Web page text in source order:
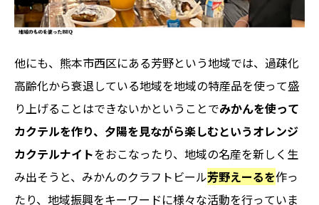
他にも、熊本市西区にある芳野という地域では、過疎化
高齢化から衰退している地域を地域の特産品を使って盛
り上げることはできないかということでみかんを使って
カクテルを作り、夕陽を見ながら楽しむというオレンジ
カクテルナイトをおこなったり、地域の名産を新しく生
み出そうと、みかんのクラフトビール芳野えーるを作っ
たり、地域振興をキーワードに様々な活動を行っていま